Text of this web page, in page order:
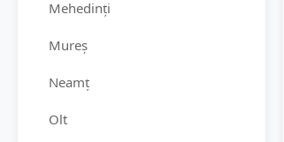
Mehedinți
Mureș
Neamț
Olt